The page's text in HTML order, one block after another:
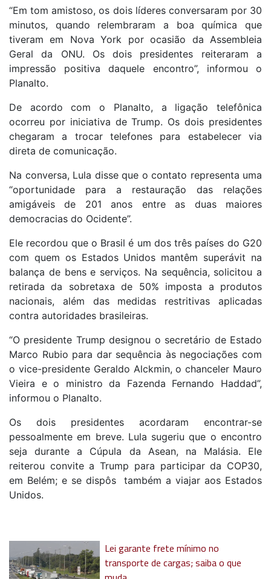
“Em tom amistoso, os dois líderes conversaram por 30
minutos, quando relembraram a boa química que
tiveram em Nova York por ocasião da Assembleia
Geral da ONU. Os dois presidentes reiteraram a
impressão positiva daquele encontro”, informou o
Planalto.
De acordo com o Planalto, a ligação telefônica
ocorreu por iniciativa de Trump. Os dois presidentes
chegaram a trocar telefones para estabelecer via
direta de comunicação.
Na conversa, Lula disse que o contato representa uma
“oportunidade para a restauração das relações
amigáveis de 201 anos entre as duas maiores
democracias do Ocidente”.
Ele recordou que o Brasil é um dos três países do G20
com quem os Estados Unidos mantêm superávit na
balança de bens e serviços. Na sequência, solicitou a
retirada da sobretaxa de 50% imposta a produtos
nacionais, além das medidas restritivas aplicadas
contra autoridades brasileiras.
“O presidente Trump designou o secretário de Estado
Marco Rubio para dar sequência às negociações com
o vice-presidente Geraldo Alckmin, o chanceler Mauro
Vieira e o ministro da Fazenda Fernando Haddad”,
informou o Planalto.
Os dois presidentes acordaram encontrar-se
pessoalmente em breve. Lula sugeriu que o encontro
seja durante a Cúpula da Asean, na Malásia. Ele
reiterou convite a Trump para participar da COP30,
em Belém; e se dispôs também a viajar aos Estados
Unidos.
Lei garante frete mínimo no
transporte de cargas; saiba o que